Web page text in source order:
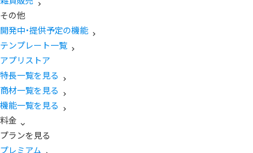
その他
開発中・提供予定の機能
テンプレート一覧
アプリストア
特長一覧を見る
商材一覧を見る
機能一覧を見る
料金
プランを見る
プレミアム